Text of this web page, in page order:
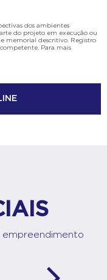
dos ambientes
do projeto em execução ou
memorial descritivo. Registro
Para mais
empreendimento